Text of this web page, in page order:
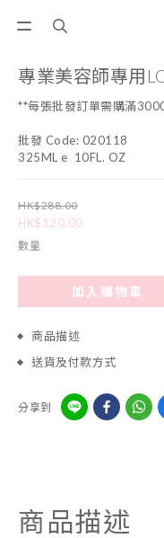
專業美容師專用
**每張批發訂單需購滿
批發 Code: 020118
325ML e  10FL. OZ
HK$288.00
HK$120.00
數量
加入購物車
商品描述
送貨及付款方式
分享到
商品描述